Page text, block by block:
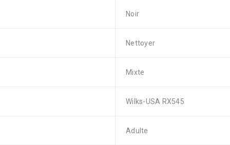
Noir
Nettoyer
Mixte
Wilks-USA RX545
Adulte